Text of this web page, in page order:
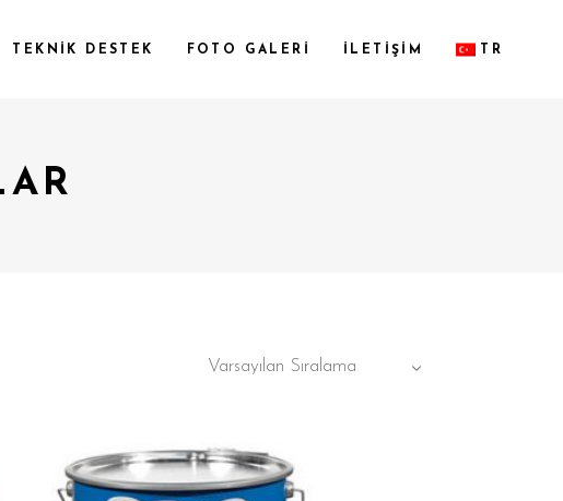
TEKNİK DESTEK FOTO GALERİ İLETİŞİM TR
Varsayılan Sıralama